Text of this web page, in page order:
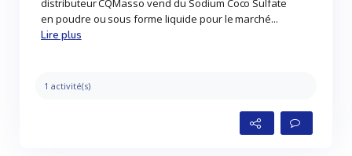
distributeur CQMasso vend du Sodium Coco Sulfate
en poudre ou sous forme liquide pour le marché...
Lire plus
1 activité(s)